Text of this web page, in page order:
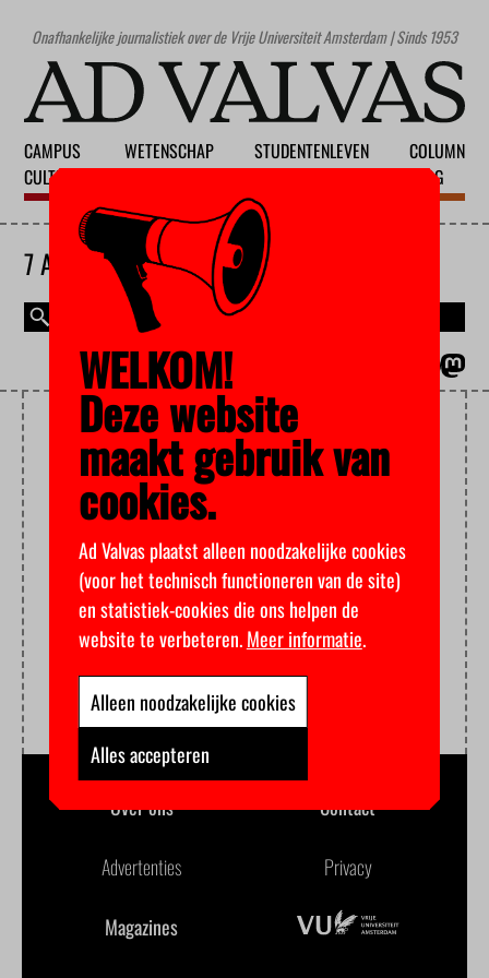
Onafhankelijke journalistiek over de Vrije Universiteit Amsterdam | Sinds 1953
CAMPUS
CULTUUR
WETENSCHAP
STUDENTENLEVEN
COLUMN
BLOG
7 AUGUSTUS 2026
VREDESBEWEGING
Over ons Contact
Advertenties Privacy
Magazines
WELKOM!
Deze website
maakt gebruik van
cookies.
Ad Valvas plaatst alleen noodzakelijke cookies
(voor het technisch functioneren van de site)
en statistiek-cookies die ons helpen de
website te verbeteren.Meer informatie.
Alleen noodzakelijke cookies
Alles accepteren